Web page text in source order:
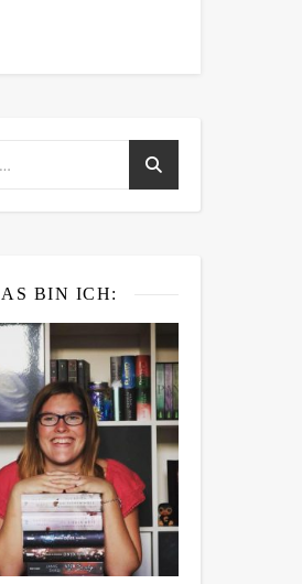
BIN ICH: